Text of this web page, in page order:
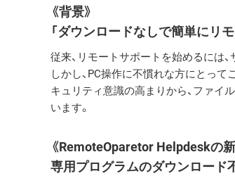
《背景》
「ダウンロードなしで簡単にリ
従来、リモートサポートを始めるには
しかし、PC操作に不慣れな方にとっ
キュリティ意識の高まりから、ファイ
います。
《RemoteOparetor Helpdeskの
専用プログラムのダウンロード